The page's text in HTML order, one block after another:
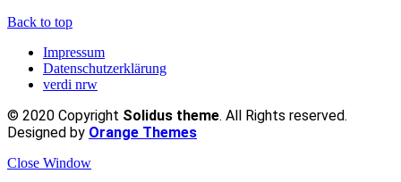
Back to top
Impressum
Datenschutzerklärung
verdi nrw
© 2020 Copyright Solidus theme. All Rights reserved.
Designed by Orange Themes
Close Window